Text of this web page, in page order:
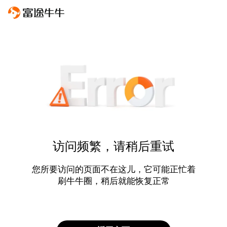
访问频繁，请稍后重试
您所要访问的页面不在这儿，它可能正忙着
刷牛牛圈，稍后就能恢复正常